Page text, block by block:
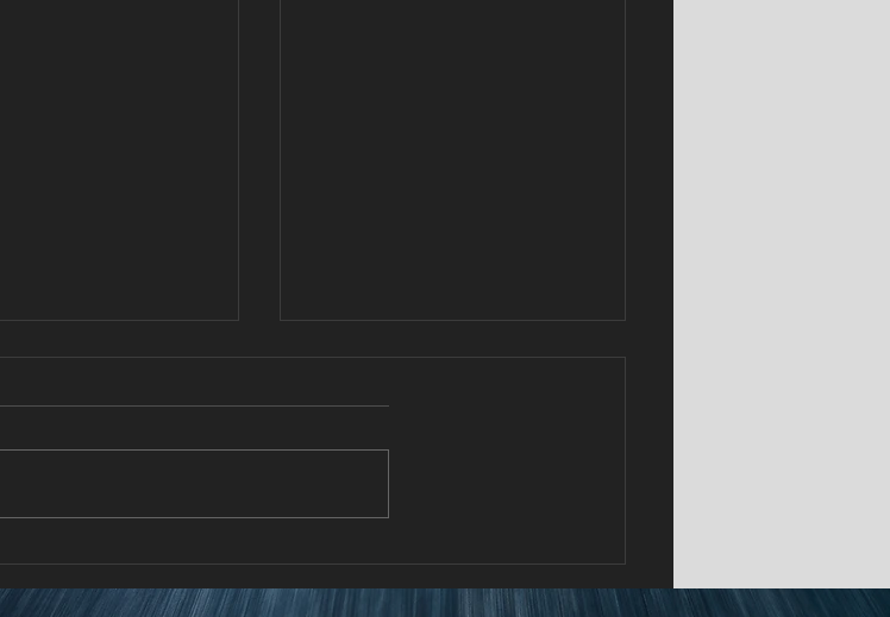
del “Volvo Summer Road Trip”